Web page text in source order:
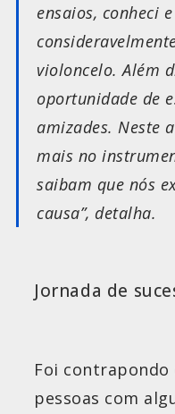
ensaios, conheci
violoncelo. Além
oportunidade de
amizades. Neste
mais no
saibam que nós
causa”, detalha.
Jornada de
Foi contrapondo
pessoas com